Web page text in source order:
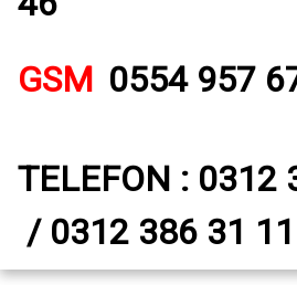
GSM 0554 957
TELEFON : 0312
/ 0312 386 31 11